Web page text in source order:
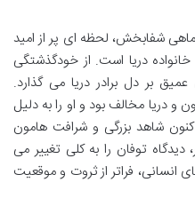
ماهی شفابخش، لحظه ای پر از امید
دریا است. از خودگذشتگی
بر دل برادر دریا می گذارد.
و دریا مخالف بود و او را به دلیل
شاهد بزرگی و شرافت هامون
توفان را به کلی تغییر می
فراتر از ثروت و موقعیت